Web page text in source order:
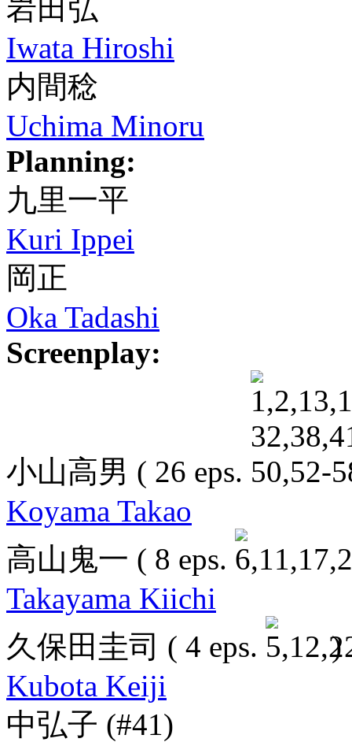
岩田弘
Iwata Hiroshi
内間稔
Uchima Minoru
Planning:
九里一平
Kuri Ippei
岡正
Oka Tadashi
Screenplay:
小山高男 ( 26 eps.
Koyama Takao
高山鬼一 ( 8 eps.
Takayama Kiichi
久保田圭司 ( 4 eps.
)
Kubota Keiji
中弘子 (#41)